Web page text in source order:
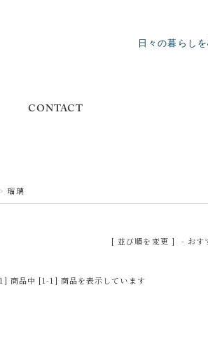
日々の暮らし
CONTACT
> 瑠璃
[ 並び順を変更 ] - おす
商品中 [1-1] 商品を表示しています